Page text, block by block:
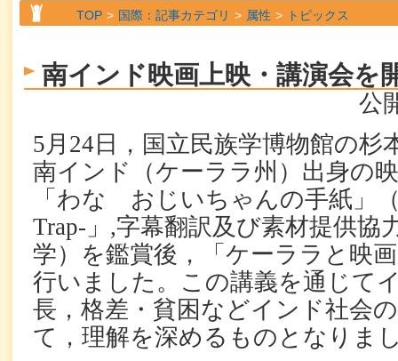
TOP 国際：記事カテゴリ 属性 トピックス
南インド映画上映・講演会を
公
5月 24 日，国立民族学博物館の杉
南インド（ケーララ州）出身の
「わな おじいちゃんの手紙」
Trap- 」 ,字幕翻訳及び素材提供協
学）を鑑賞後，「ケーララと映
行いました。この講義を通じて
長，格差・貧困などインド社会
て，理解を深めるものとなりま